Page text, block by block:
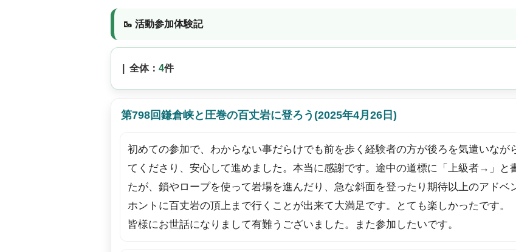
🥾 活動参加体験記
| 全体： 4件
第798回鎌倉峡と圧巻の百丈岩に登ろう(2025年4月26日)
初めての参加で、わからない事だらけでも前を歩く経験者の方が後ろを気遣いなが
てくださり、安心して進めました。本当に感謝です。途中の道標に「上級者→」と
たが、鎖やロープを使って岩場を進んだり、急な斜面を登ったり期待以上のアドベ
ホントに百丈岩の頂上まで行くことが出来て大満足です。とても楽しかったです。
皆様にお世話になりまして有難うございました。また参加したいです。